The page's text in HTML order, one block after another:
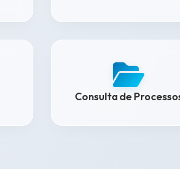
Consulta de